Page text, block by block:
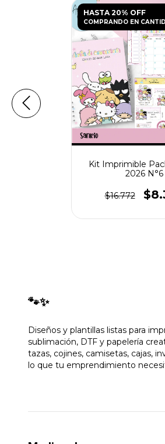
HASTA 20% OFF
COMPRANDO EN
Kit Imprimible
2026 N°6
$16.772
🐾✨
Diseños y plantillas listas para
sublimación, DTF y papelería
tazas, cojines, camisetas, cajas,
lo que tu emprendimiento